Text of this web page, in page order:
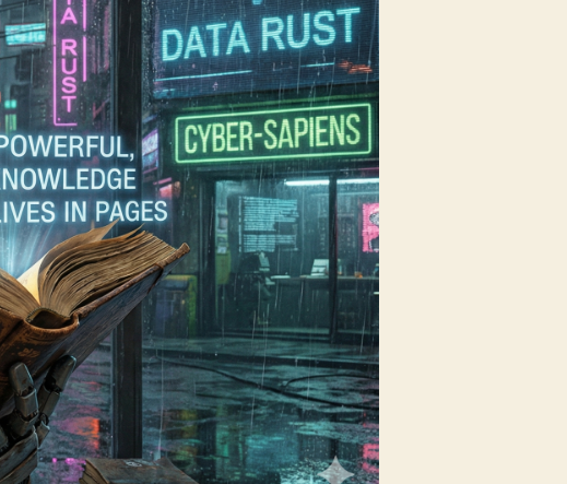
Hâlâ
Kağıt
Kokusu
Kazanır?